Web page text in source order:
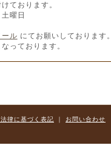
ております。
曜日
ール にてお願いしております
っております。
律に基づく表記 ｜ お問い合わせ